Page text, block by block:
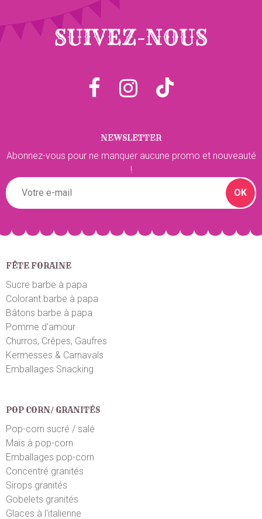
SUIVEZ-NOUS
NEWSLETTER
Abonnez-vous pour ne manquer aucune promo et nouveauté
!
OK
FÊTE FORAINE
Sucre barbe à papa
Colorant barbe à papa
Bâtons barbe à papa
Pomme d'amour
Churros, Crêpes, Gaufres
Kermesses & Carnavals
Emballages Snacking
POP CORN/ GRANITÉS
Pop-corn sucré / salé
Maïs à pop-corn
Emballages pop-corn
Concentré granités
Sirops granités
Gobelets granités
Glaces à l'italienne